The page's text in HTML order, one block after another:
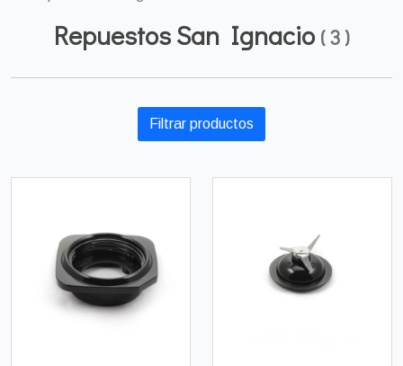
Repuestos San Ignacio (3 )
Filtrar productos